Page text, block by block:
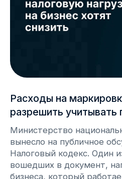
Webkassa внесена в госреестр
под № 188, 208